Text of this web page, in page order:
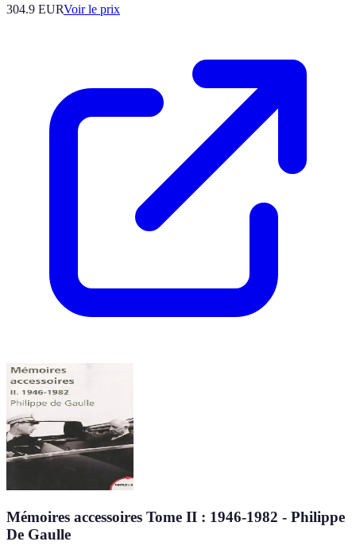
304.9 EURVoir le prix
Mémoires accessoires Tome II : 1946-1982 - Philippe
De Gaulle